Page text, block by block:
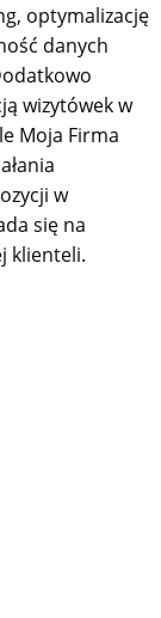
optymalizację
danych
wizytówek w
Moja Firma
w
się na
klienteli.